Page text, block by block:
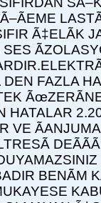
FAZLA
BENÃM